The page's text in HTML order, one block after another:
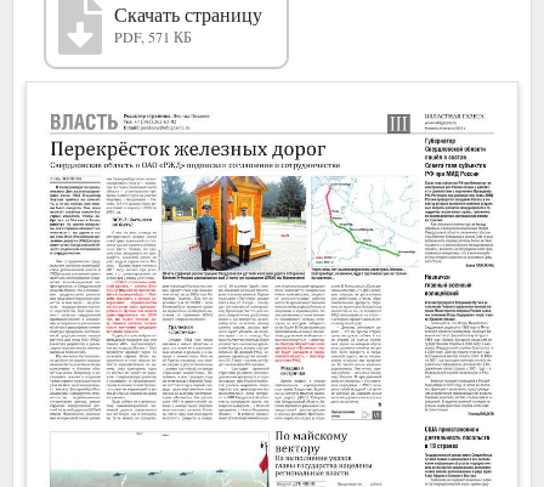
Скачать страницу
PDF, 571 КБ